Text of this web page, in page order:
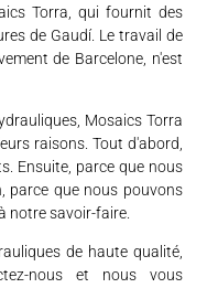
Torra, qui fournit des
de Gaudí. Le travail de
de Barcelone, n'est
Mosaics Torra
raisons. Tout d'abord,
Ensuite, parce que nous
parce que nous pouvons
notre savoir-faire.
de haute qualité,
nous et nous vous